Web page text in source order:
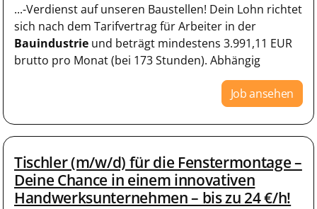
...-Verdienst auf unseren Baustellen! Dein Lohn richtet
sich nach dem Tarifvertrag für Arbeiter in der
Bauindustrie und beträgt mindestens 3.991,11 EUR
brutto pro Monat (bei 173 Stunden). Abhängig
Job ansehen
Tischler (m/w/d) für die Fenstermontage –
Deine Chance in einem innovativen
Handwerksunternehmen – bis zu 24 €/h!